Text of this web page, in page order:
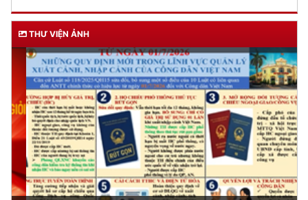
THƯ VIỆN ẢNH